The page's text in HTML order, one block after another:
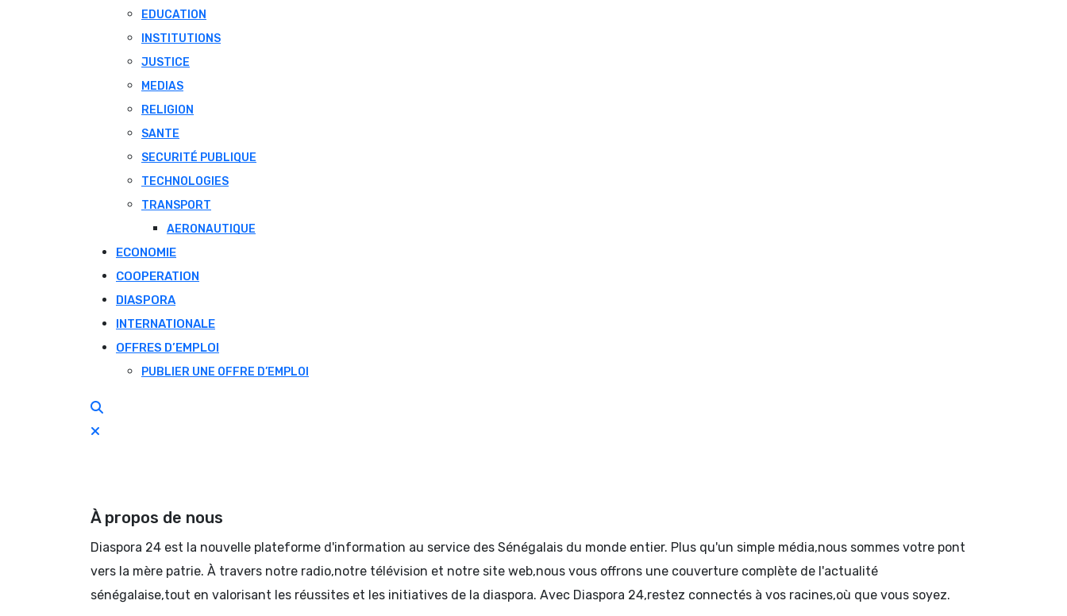
EDUCATION
INSTITUTIONS
JUSTICE
MEDIAS
RELIGION
SANTE
SECURITÉ PUBLIQUE
TECHNOLOGIES
TRANSPORT
AERONAUTIQUE
ECONOMIE
COOPERATION
DIASPORA
INTERNATIONALE
OFFRES D’EMPLOI
PUBLIER UNE OFFRE D’EMPLOI
À propos de nous
Diaspora 24 est la nouvelle plateforme d'information au service des Sénégalais du monde entier. Plus qu'un simple média,nous sommes votre pont
vers la mère patrie. À travers notre radio,notre télévision et notre site web,nous vous offrons une couverture complète de l'actualité
sénégalaise,tout en valorisant les réussites et les initiatives de la diaspora. Avec Diaspora 24,restez connectés à vos racines,où que vous soyez.